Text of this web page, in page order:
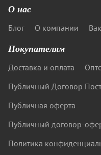
О нас
Блог О компании
Покупателям
Доставка и оплата
Публичный Договор
Публичная оферта
Публичный договор-
Политика